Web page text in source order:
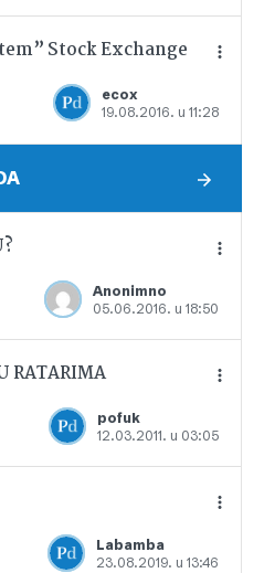
Stock Exchange
ecox
19.08.2016. u 11:28
Dodajte u favorite
Anonimno
05.06.2016. u 18:50
Dodajte u favorite
RATARIMA
pofuk
12.03.2011. u 03:05
Dodajte u favorite
Labamba
23.08.2019. u 13:46
Dodajte u favorite